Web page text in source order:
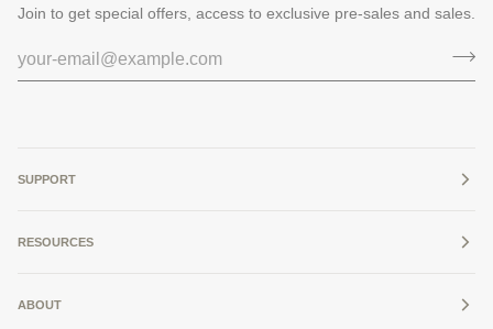
Join to get special offers, access to exclusive pre-sales and sales.
SUPPORT
RESOURCES
ABOUT